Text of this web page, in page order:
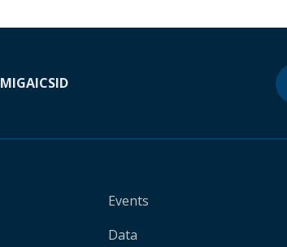
MIGAICSID
Events
Data